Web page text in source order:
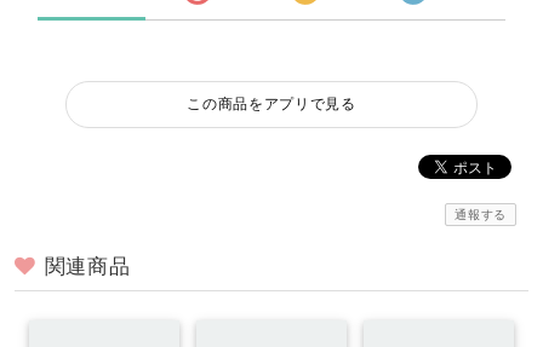
この商品をアプリで見る
通報する
関連商品